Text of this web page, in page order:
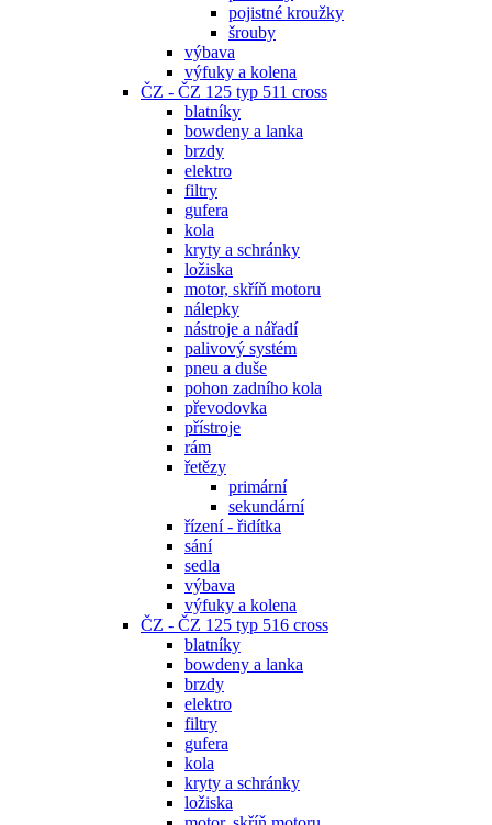
pojistné kroužky
šrouby
výbava
výfuky a kolena
ČZ - ČZ 125 typ 511 cross
blatníky
bowdeny a lanka
brzdy
elektro
filtry
gufera
kola
kryty a schránky
ložiska
motor, skříň motoru
nálepky
nástroje a nářadí
palivový systém
pneu a duše
pohon zadního kola
převodovka
přístroje
rám
řetězy
primární
sekundární
řízení - řidítka
sání
sedla
výbava
výfuky a kolena
ČZ - ČZ 125 typ 516 cross
blatníky
bowdeny a lanka
brzdy
elektro
filtry
gufera
kola
kryty a schránky
ložiska